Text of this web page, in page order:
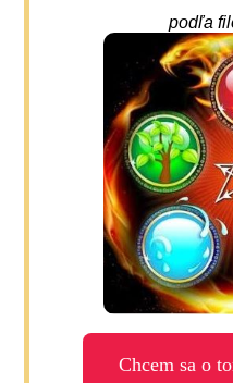
podľa
Chcem sa o